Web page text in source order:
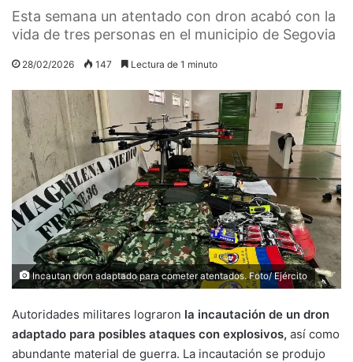
Esta semana un atentado con dron acabó con la
vida de tres personas en el municipio de Segovia
28/02/2026 147 Lectura de 1 minuto
Incautan dron adaptado para cometer atentados. Foto/ Ejército
Autoridades militares lograron la incautación de un dron
adaptado para posibles ataques con explosivos, así como
abundante material de guerra. La incautación se produjo